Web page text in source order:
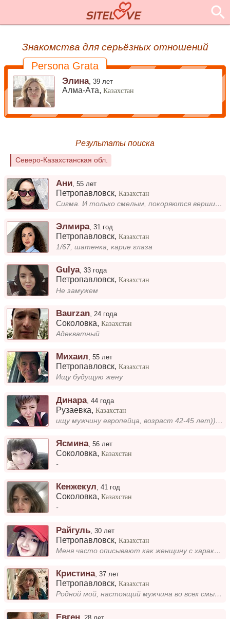
Знакомства для серьёзных отношений
Persona Grata
Элина,39 лет
Алма-Ата,Казахстан
Результаты поиска
Северо-Казахстанская обл.
Ани ,55 лет
Петропавловск,Казахстан
Сигма. И только смелым, покоряются вершины. )))
Элмира,31 год
Петропавловск,Казахстан
1/67, шатенка, карие глаза
Gulya,33 года
Петропавловск,Казахстан
Не замужем
Baurzan 24 года
Соколовка,Казахстан
Адекватный
Михаил ,55 лет
Петропавловск,Казахстан
Ищу будущую жену
Динара,44 года
Рузаевка,Казахстан
ищу мужчину европейца, возраст 42-45 лет))) добро пожаловать на мою страничку
Ясмина,56 лет
Соколовка,Казахстан
-
Кенжекул,41 год
Соколовка,Казахстан
-
Райгуль ,30 лет
Петропавловск,Казахстан
Меня часто описывают как женщину с характером. Я люблю быть уверенной в своих решениях и не боюсь говорить то, что думаю...
Кристина,37 лет
Петропавловск,Казахстан
Родной мой, настоящий мужчина во всех смыслах этого слова, ищу тебя!
Евген